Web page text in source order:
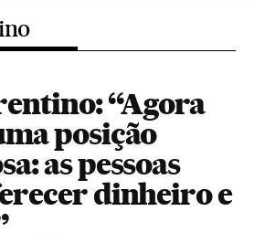
“Agora
posição
as pessoas
dinheiro e